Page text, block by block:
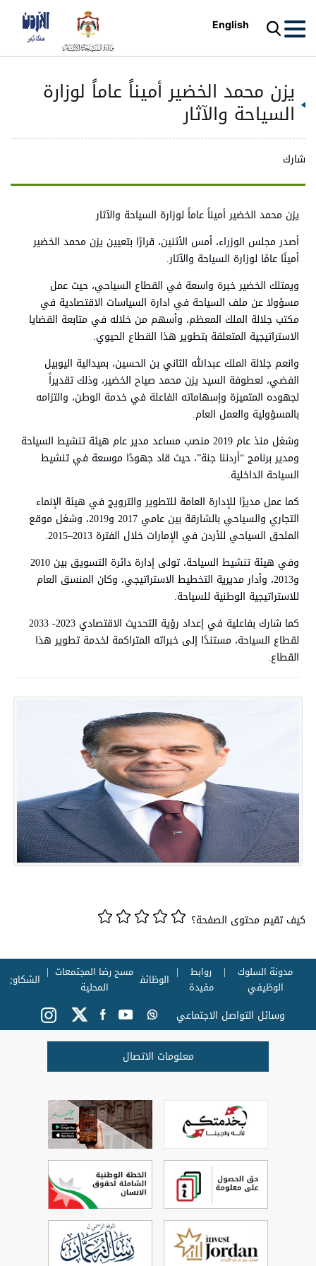
English
يزن محمد الخضير أميناً عاماً لوزارة
السياحة والآثار
شارك
يزن محمد الخضير أميناً عاماً لوزارة السياحة والآثار
أصدر مجلس الوزراء، أمس الأثنين، قرارًا بتعيين يزن محمد الخضير
أمينًا عامًا لوزارة السياحة والآثار.
ويمتلك الخضير خبرة واسعة في القطاع السياحي، حيث عمل
مسؤولا عن ملف السياحة في ادارة السياسات الاقتصادية في
مكتب جلالة الملك المعظم، وأسهم من خلاله في متابعة القضايا
الاستراتيجية المتعلقة بتطوير هذا القطاع الحيوي.
وانعم جلالة الملك عبدالله الثاني بن الحسين، بميدالية اليوبيل
الفضي، لعطوفة السيد يزن محمد صياح الخضير، وذلك تقديراً
لجهوده المتميزة وإسهاماته الفاعلة في خدمة الوطن، والتزامه
بالمسؤولية والعمل العام.
وشغل منذ عام 2019 منصب مساعد مدير عام هيئة تنشيط السياحة
ومدير برنامج “أردننا جنة”، حيث قاد جهودًا موسعة في تنشيط
السياحة الداخلية.
كما عمل مديرًا للإدارة العامة للتطوير والترويج في هيئة الإنماء
التجاري والسياحي بالشارقة بين عامي 2017 و2019، وشغل موقع
الملحق السياحي للأردن في الإمارات خلال الفترة 2013–2015.
وفي هيئة تنشيط السياحة، تولى إدارة دائرة التسويق بين 2010
و2013، وأدار مديرية التخطيط الاستراتيجي، وكان المنسق العام
للاستراتيجية الوطنية للسياحة.
كما شارك بفاعلية في إعداد رؤية التحديث الاقتصادي 2023- 2033
لقطاع السياحة، مستندًا إلى خبراته المتراكمة لخدمة تطوير هذا
القطاع.
كيف تقيم محتوى الصفحة؟
مدونة السلوك
الوظيفي
روابط
مفيدة
الوظائف مسح رضا المجتمعات
المحلية
الشكاوي
وسائل التواصل الاجتماعي
معلومات الاتصال